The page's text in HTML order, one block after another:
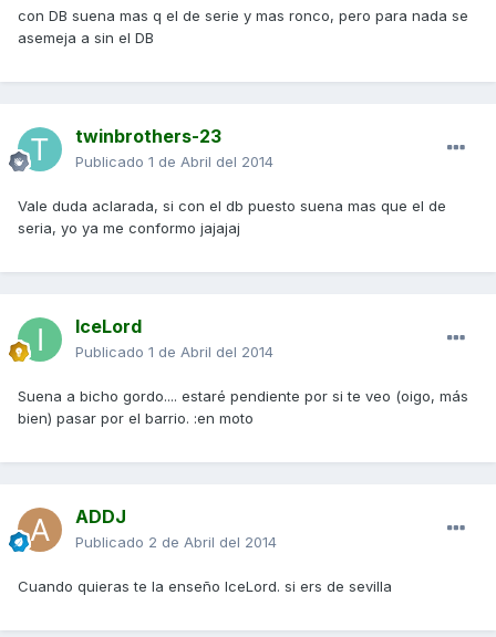
con DB suena mas q el de serie y mas ronco, pero para nada se
asemeja a sin el DB
twinbrothers-23
Publicado 1 de Abril del 2014
Vale duda aclarada, si con el db puesto suena mas que el de
seria, yo ya me conformo jajajaj
IceLord
Publicado 1 de Abril del 2014
Suena a bicho gordo.... estaré pendiente por si te veo (oigo, más
bien) pasar por el barrio. :en moto
ADDJ
Publicado 2 de Abril del 2014
Cuando quieras te la enseño IceLord. si ers de sevilla